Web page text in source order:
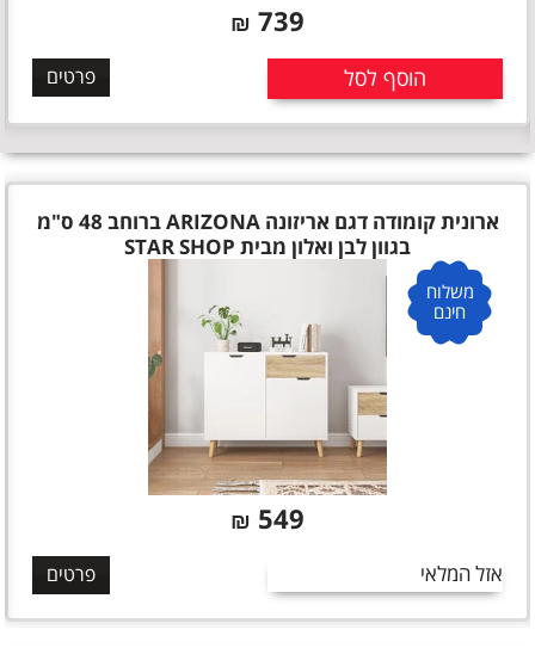
739
₪
הוסף לסל פרטים
ארונית קומודה דגם אריזונה ARIZONA ברוחב 48 ס"מ
בגוון לבן ואלון מבית STAR SHOP
משלוח
חינם
549
₪
אזל המלאי פרטים